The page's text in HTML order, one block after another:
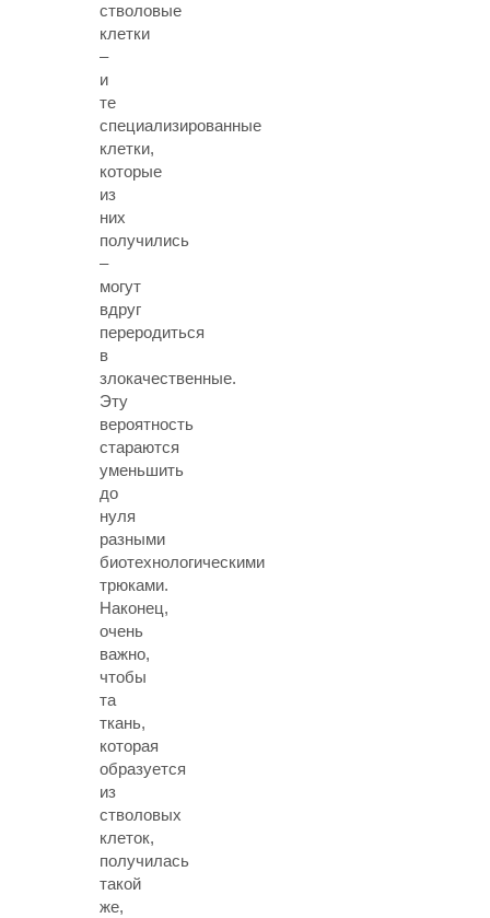
стволовые
клетки
–
и
те
специализированные
клетки,
которые
из
них
получились
–
могут
вдруг
переродиться
в
злокачественные.
Эту
вероятность
стараются
уменьшить
до
нуля
разными
биотехнологическими
трюками.
Наконец,
очень
важно,
чтобы
та
ткань,
которая
образуется
из
стволовых
клеток,
получилась
такой
же,